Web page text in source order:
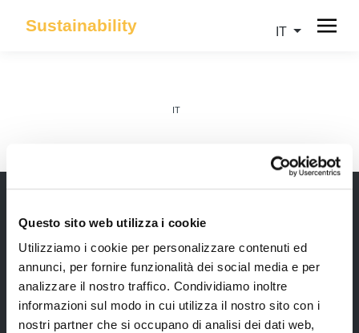
Questo sito web utilizza i cookie
Utilizziamo i cookie per personalizzare contenuti ed
annunci, per fornire funzionalità dei social media e per
analizzare il nostro traffico. Condividiamo inoltre
informazioni sul modo in cui utilizza il nostro sito con i
nostri partner che si occupano di analisi dei dati web,
Sustainability IT
IT
Newsletter
Rimani sempre aggiornata*o sui nostri eventi, ricevi
informazioni utili in anteprima! Naturalmente senza
alcun costo.